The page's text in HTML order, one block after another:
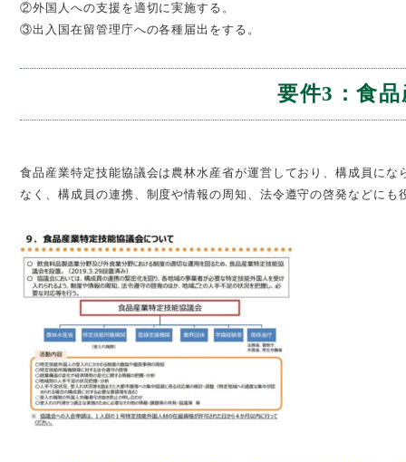
②外国人への支援を適切に実施する。
③出入国在留管理庁への各種届出をする。
要件3：食
食品産業特定技能協議会は農林水産省が運営しており、構成員に
なく、構成員の連携、制度や情報の周知、法令遵守の啓発などに